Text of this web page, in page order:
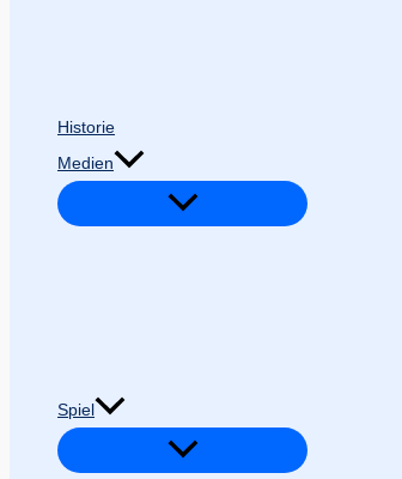
Historie
Medien
Spiel